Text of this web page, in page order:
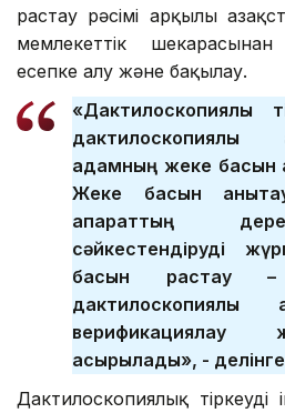
растау рәсімі арқылы
мемлекеттік
есепке алу және бақылау.
«Дактилоскопиялық
дактилоскопиялық
адамның жеке басын
Жеке басын
ақпараттың
сәйкестендіруді
басын растау
дактилоскопиялық
верификациялау
асырылады», -
Дактилоскопиялық тіркеуді